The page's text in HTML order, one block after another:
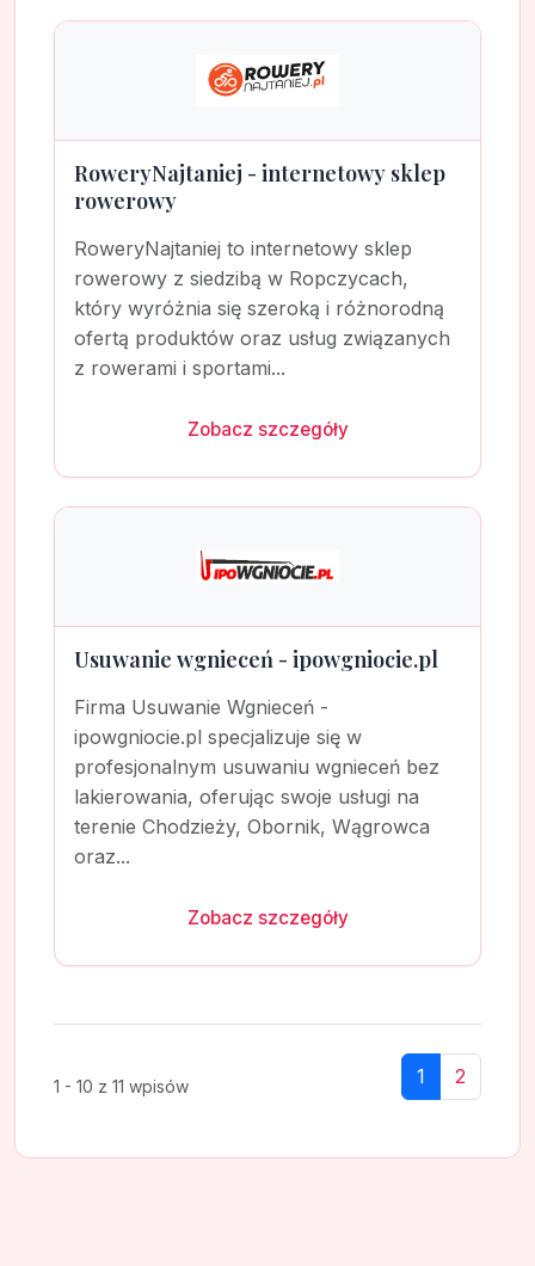
RoweryNajtaniej - internetowy sklep
rowerowy
RoweryNajtaniej to internetowy sklep
rowerowy z siedzibą w Ropczycach,
który wyróżnia się szeroką i różnorodną
ofertą produktów oraz usług związanych
z rowerami i sportami...
Zobacz szczegóły
Usuwanie wgnieceń - ipowgniocie.pl
Firma Usuwanie Wgnieceń -
ipowgniocie.pl specjalizuje się w
profesjonalnym usuwaniu wgnieceń bez
lakierowania, oferując swoje usługi na
terenie Chodzieży, Obornik, Wągrowca
oraz...
Zobacz szczegóły
1 - 10 z 11 wpisów 1 2